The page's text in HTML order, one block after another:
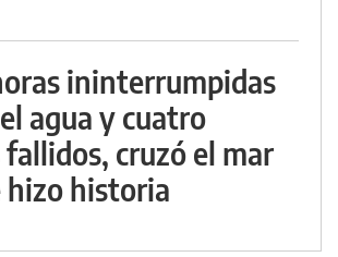
ininterrumpidas
agua y cuatro
cruzó el mar
hizo historia